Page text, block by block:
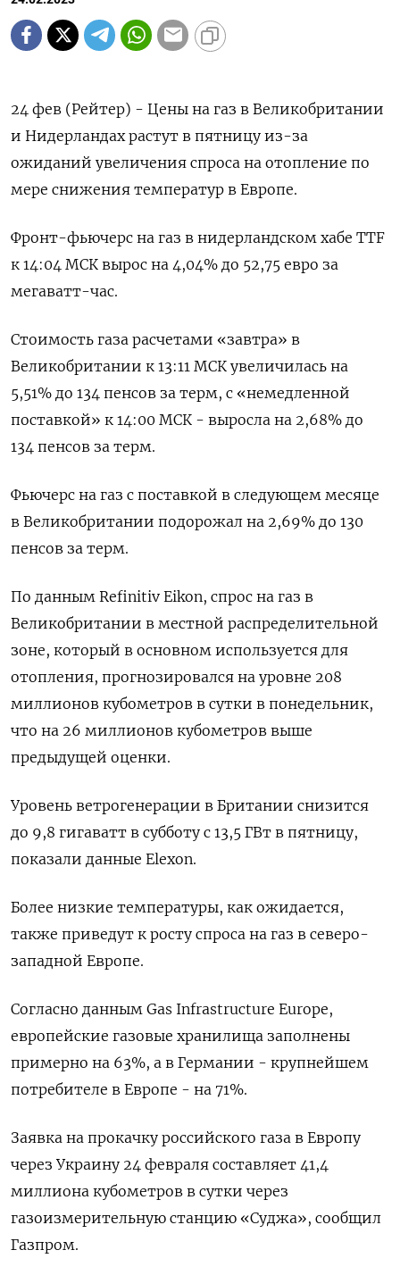
24 фев (Рейтер) - Цены на газ в Великобритании
и Нидерландах растут в пятницу из-за
ожиданий увеличения спроса на отопление по
мере снижения температур в Европе.
Фронт-фьючерс на газ в нидерландском хабе TTF
к 14:04 МСК вырос на 4,04% до 52,75 евро за
мегаватт-час.
Стоимость газа расчетами «завтра» в
Великобритании к 13:11 МСК увеличилась на
5,51% до 134 пенсов за терм, с «немедленной
поставкой» к 14:00 МСК - выросла на 2,68% до
134 пенсов за терм.
Фьючерс на газ с поставкой в следующем месяце
в Великобритании подорожал на 2,69% до 130
пенсов за терм.
По данным Refinitiv Eikon, спрос на газ в
Великобритании в местной распределительной
зоне, который в основном используется для
отопления, прогнозировался на уровне 208
миллионов кубометров в сутки в понедельник,
что на 26 миллионов кубометров выше
предыдущей оценки.
Уровень ветрогенерации в Британии снизится
до 9,8 гигаватт в субботу с 13,5 ГВт в пятницу,
показали данные Elexon.
Более низкие температуры, как ожидается,
также приведут к росту спроса на газ в северо-
западной Европе.
Согласно данным Gas Infrastructure Europe,
европейские газовые хранилища заполнены
примерно на 63%, а в Германии - крупнейшем
потребителе в Европе - на 71%.
Заявка на прокачку российского газа в Европу
через Украину 24 февраля составляет 41,4
миллиона кубометров в сутки через
газоизмерительную станцию «Суджа», сообщил
Газпром.